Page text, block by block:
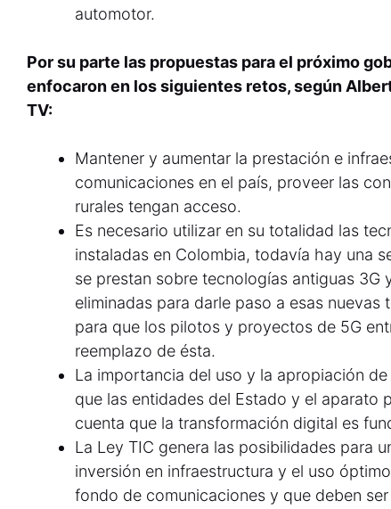
automotor.
Por su parte las propuestas para el próximo
enfocaron en los siguientes retos, según
TV:
Mantener y aumentar la prestación e
comunicaciones en el país, proveer las
rurales tengan acceso.
Es necesario utilizar en su totalidad las
instaladas en Colombia, todavía hay una
se prestan sobre tecnologías antiguas 3G
eliminadas para darle paso a esas
para que los pilotos y proyectos de 5G
reemplazo de ésta.
La importancia del uso y la apropiación
que las entidades del Estado y el aparato
cuenta que la transformación digital es
La Ley TIC genera las posibilidades para
inversión en infraestructura y el uso
fondo de comunicaciones y que deben